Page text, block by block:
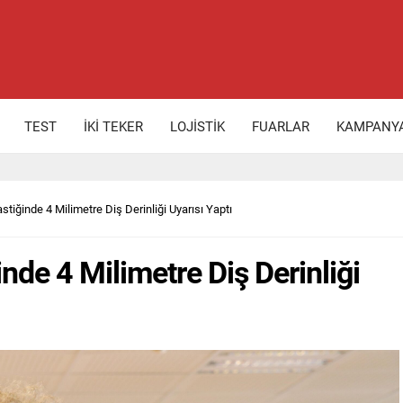
TEST İKİ TEKER LOJİSTİK FUARLAR
4 Milimetre Diş Derinliği Uyarısı Yaptı
4 Milimetre Diş Derinliği